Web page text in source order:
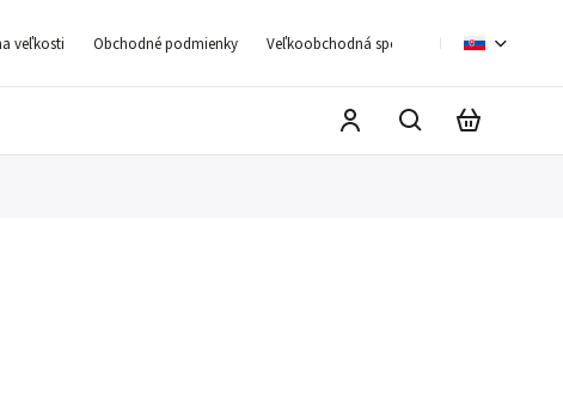
veľkosti Obchodné podmienky Veľkoobchodná spolupráca Moja